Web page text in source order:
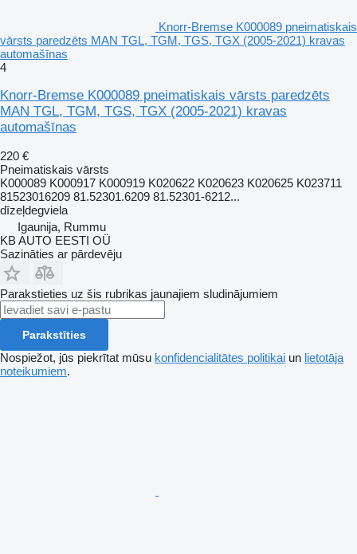
Knorr-Bremse K000089 pneimatiskais
vārsts paredzēts MAN TGL, TGM, TGS, TGX (2005-2021) kravas
automašīnas
4
Knorr-Bremse K000089 pneimatiskais vārsts paredzēts
MAN TGL, TGM, TGS, TGX (2005-2021) kravas
automašīnas
220 €
Pneimatiskais vārsts
K000089 K000917 K000919 K020622 K020623 K020625 K023711
81523016209 81.52301.6209 81.52301-6212...
dīzeļdegviela
Igaunija, Rummu
KB AUTO EESTI OÜ
Sazināties ar pārdevēju
Parakstieties uz šis rubrikas jaunajiem sludinājumiem
Parakstīties
Nospiežot, jūs piekrītat mūsu konfidencialitātes politikai un lietotāja
noteikumiem.